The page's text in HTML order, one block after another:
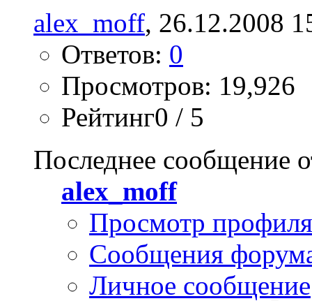
alex_moff, 26.12.2008
Ответов: 0
Просмотров: 19,926
Рейтинг0 / 5
Последнее сообщение
alex_moff
Просмотр профиля
Сообщения
Личное сообщение